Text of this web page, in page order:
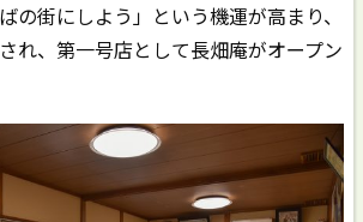
の街にしよう」という機運が高まり、
れ、第一号店として長畑庵がオープン